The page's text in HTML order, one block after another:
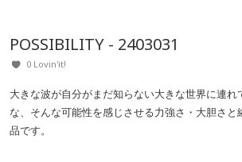
POSSIBILITY - 2403031
0 Lovin'it!
大きな波が自分がまだ知らない大きな世界に連れ
な、そんな可能性を感じさせる力強さ・大胆さ
品です。